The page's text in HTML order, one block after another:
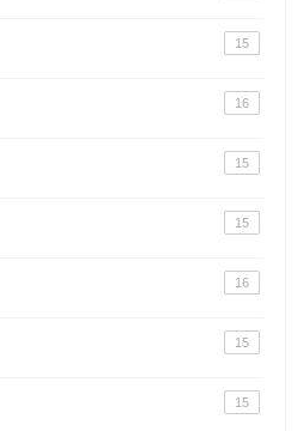
15
16
15
15
16
15
15